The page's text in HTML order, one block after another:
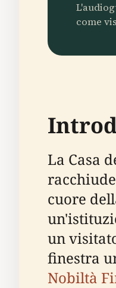
come
La Casa
cuore
un
finestra
Nobiltà